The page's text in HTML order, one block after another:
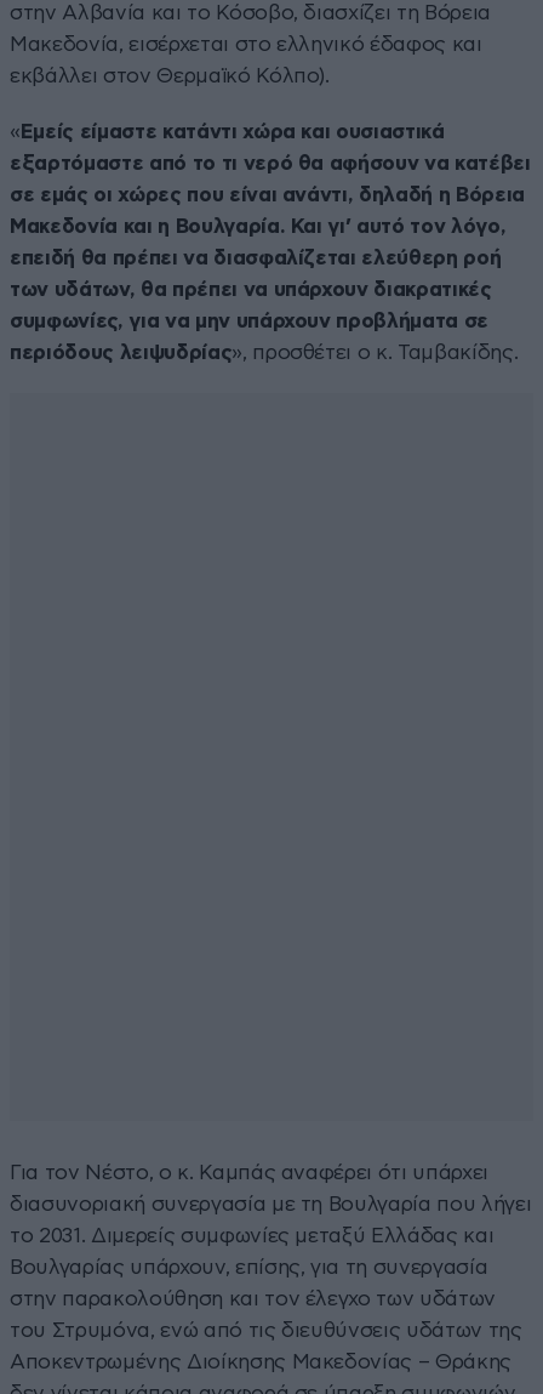
στην Αλβανία και το Κόσοβο, διασχίζει τη Βόρεια
Μακεδονία, εισέρχεται στο ελληνικό έδαφος και
εκβάλλει στον Θερμαϊκό Κόλπο).
« Εμείς είμαστε κατάντι χώρα και ουσιαστικά
εξαρτόμαστε από το τι νερό θα αφήσουν να κατέβει
σε εμάς οι χώρες που είναι ανάντι, δηλαδή η Βόρεια
Μακεδονία και η Βουλγαρία. Και γι’ αυτό τον λόγο,
επειδή θα πρέπει να διασφαλίζεται ελεύθερη ροή
των υδάτων, θα πρέπει να υπάρχουν διακρατικές
συμφωνίες, για να μην υπάρχουν προβλήματα σε
περιόδους λειψυδρίας», προσθέτει ο κ. Ταμβακίδης.
Για τον Νέστο, ο κ. Καμπάς αναφέρει ότι υπάρχει
διασυνοριακή συνεργασία με τη Βουλγαρία που λήγει
το 2031. Διμερείς συμφωνίες μεταξύ Ελλάδας και
Βουλγαρίας υπάρχουν, επίσης, για τη συνεργασία
στην παρακολούθηση και τον έλεγχο των υδάτων
του Στρυμόνα, ενώ από τις διευθύνσεις υδάτων της
Αποκεντρωμένης Διοίκησης Μακεδονίας – Θράκης